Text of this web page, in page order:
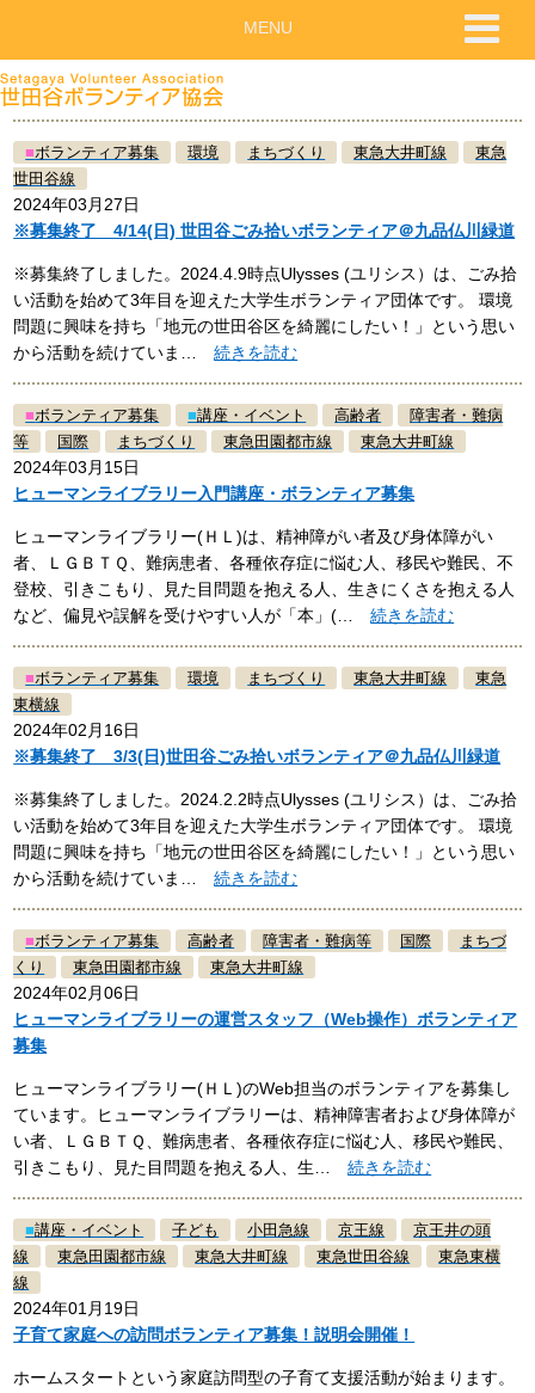
■ボランティア募集 環境 まちづくり 東急大井町線
東急
世田谷線
2024年03月27日
※募集終了 4/14(日) 世田谷ごみ拾いボランティア＠九品仏川緑道
※募集終了しました。2024.4.9時点Ulysses (ユリシス）は、ごみ拾
い活動を始めて3年目を迎えた大学生ボランティア団体です。 環境
問題に興味を持ち「地元の世田谷区を綺麗にしたい！」という思い
から活動を続けていま…続きを読む
■ボランティア募集 ■講座・イベント 高齢者
障害者・難病
等
国際 まちづくり 東急田園都市線 東急大井町線
2024年03月15日
ヒューマンライブラリー入門講座・ボランティア募集
ヒューマンライブラリー(ＨＬ)は、精神障がい者及び身体障がい
者、ＬＧＢＴＱ、難病患者、各種依存症に悩む人、移民や難民、不
登校、引きこもり、見た目問題を抱える人、生きにくさを抱える人
など、偏見や誤解を受けやすい人が「本」(…続きを読む
■ボランティア募集 環境 まちづくり 東急大井町線
東急
東横線
2024年02月16日
※募集終了 3/3(日)世田谷ごみ拾いボランティア＠九品仏川緑道
※募集終了しました。2024.2.2時点Ulysses (ユリシス）は、ごみ拾
い活動を始めて3年目を迎えた大学生ボランティア団体です。 環境
問題に興味を持ち「地元の世田谷区を綺麗にしたい！」という思い
から活動を続けていま…続きを読む
■ボランティア募集 高齢者 障害者・難病等 国際
まちづ
くり
東急田園都市線 東急大井町線
2024年02月06日
ヒューマンライブラリーの運営スタッフ（Web操作）ボランティア
募集
ヒューマンライブラリー(ＨＬ)のWeb担当のボランティアを募集し
ています。ヒューマンライブラリーは、精神障害者および身体障が
い者、ＬＧＢＴＱ、難病患者、各種依存症に悩む人、移民や難民、
引きこもり、見た目問題を抱える人、生…続きを読む
■講座・イベント 子ども 小田急線 京王線
京王井の頭
線
東急田園都市線 東急大井町線 東急世田谷線
東急東横
線
2024年01月19日
子育て家庭への訪問ボランティア募集！説明会開催！
ホームスタートという家庭訪問型の子育て支援活動が始まります。
MENU